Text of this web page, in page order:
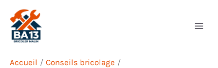
contenu
Accueil
Conseils bricolage
Rechercher